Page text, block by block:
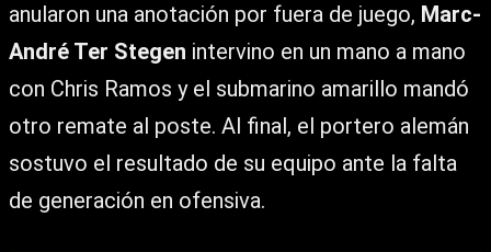
anularon una anotación por fuera de juego, Marc-
André Ter Stegen intervino en un mano a mano
con Chris Ramos y el submarino amarillo mandó
otro remate al poste. Al final, el portero alemán
sostuvo el resultado de su equipo ante la falta
de generación en ofensiva.